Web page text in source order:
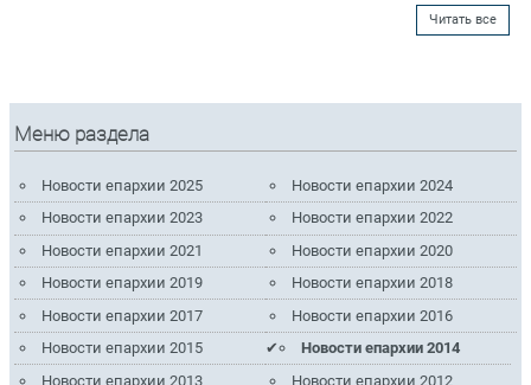
Читать все
Меню раздела
Новости епархии 2025
Новости епархии 2024
Новости епархии 2023
Новости епархии 2022
Новости епархии 2021
Новости епархии 2020
Новости епархии 2019
Новости епархии 2018
Новости епархии 2017
Новости епархии 2016
Новости епархии 2015
Новости епархии 2014
Новости епархии 2013
Новости епархии 2012